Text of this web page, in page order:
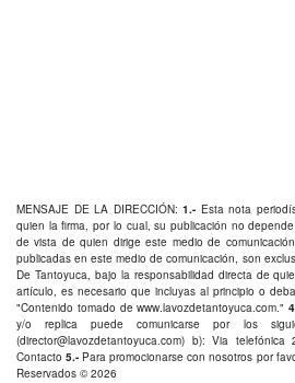
MENSAJE DE LA DIRECCIÓN:1.- Esta nota
quien la firma, por lo cual, su publicación no
de vista de quien dirige este medio de
publicadas en este medio de comunicación, son
De Tantoyuca, bajo la responsabilidad directa de
artículo, es necesario que incluyas al principio o
"Contenido tomado dewww.lavozdetantoyuca.com."
y/o replica puede comunicarse por los
(director@lavozdetantoyuca.com) b): Via telefónica
Contacto 5.- Para promocionarse con nosotros por
Reservados © 2026